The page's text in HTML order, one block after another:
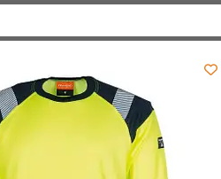
meerdere
Deze
optie